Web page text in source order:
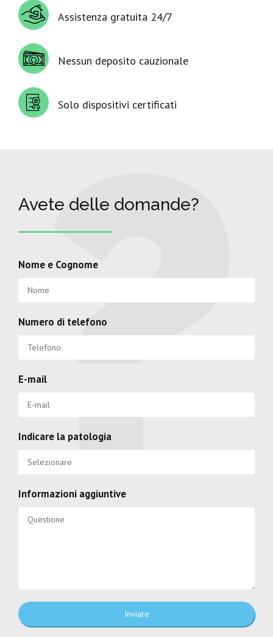
Assistenza gratuita 24/7
Nessun deposito cauzionale
Solo dispositivi certificati
Avete delle domande?
Nome e Cognome
Numero di telefono
E-mail
Indicare la patologia
Informazioni aggiuntive
Inviare